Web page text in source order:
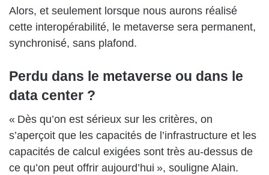
Alors, et seulement lorsque nous aurons réalisé
cette interopérabilité, le metaverse sera permanent,
synchronisé, sans plafond.
Perdu dans le metaverse ou dans le
data center ?
« Dès qu’on est sérieux sur les critères, on
s’aperçoit que les capacités de l’infrastructure et les
capacités de calcul exigées sont très au-dessus de
ce qu’on peut offrir aujourd’hui », souligne Alain.